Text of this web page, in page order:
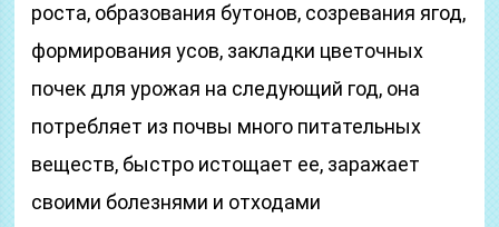
роста, образования бутонов, созревания ягод,
формирования усов, закладки цветочных
почек для урожая на следующий год, она
потребляет из почвы много питательных
веществ, быстро истощает ее, заражает
своими болезнями и отходами